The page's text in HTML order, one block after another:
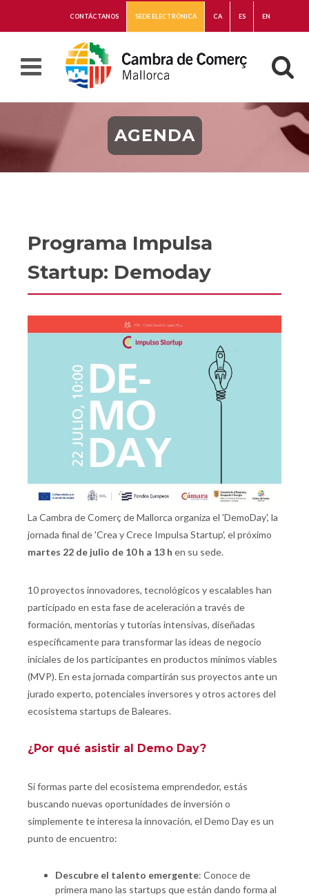
CONTÁCTANOS SEDE ELECTRÓNICA CA ES EN
AGENDA
Programa Impulsa
Startup: Demoday
La Cambra de Comerç de Mallorca organiza el 'DemoDay', la
jornada final de 'Crea y Crece Impulsa Startup', el próximo
martes 22 de julio de 10 h a 13 h en su sede.
10 proyectos innovadores, tecnológicos y escalables han
participado en esta fase de aceleración a través de
formación, mentorías y tutorías intensivas, diseñadas
específicamente para transformar las ideas de negocio
iniciales de los participantes en productos mínimos viables
(MVP). En esta jornada compartirán sus proyectos ante un
jurado experto, potenciales inversores y otros actores del
ecosistema startups de Baleares.
¿Por qué asistir al Demo Day?
Si formas parte del ecosistema emprendedor, estás
buscando nuevas oportunidades de inversión o
simplemente te interesa la innovación, el Demo Day es un
punto de encuentro:
Descubre el talento emergente: Conoce de
primera mano las startups que están dando forma al